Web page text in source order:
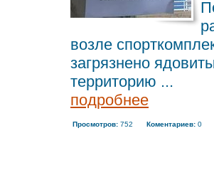
возле
загрязнено
территорию ...
подробнее
Просмотров: 752 Коментариев: 0